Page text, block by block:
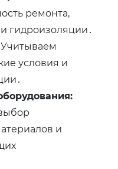
ремонта,
гидроизоляции․
Учитываем
условия и
и